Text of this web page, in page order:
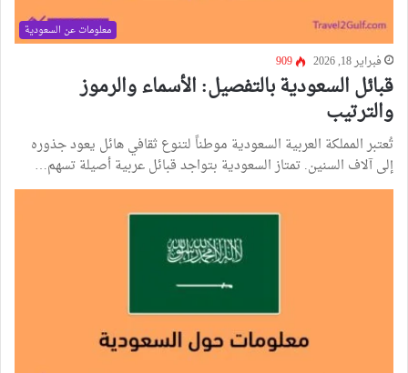
معلومات عن السعودية
فبراير 18, 2026 909
قبائل السعودية بالتفصيل: الأسماء والرموز
والترتيب
تُعتبر المملكة العربية السعودية موطناً لتنوع ثقافي هائل يعود جذوره
إلى آلاف السنين. تمتاز السعودية بتواجد قبائل عربية أصيلة تسهم…